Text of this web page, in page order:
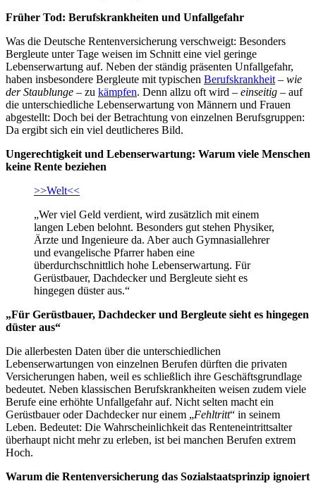
Früher Tod: Berufskrankheiten und Unfallgefahr
Was die Deutsche Rentenversicherung verschweigt: Besonders
Bergleute unter Tage weisen im Schnitt eine viel geringe
Lebenserwartung auf. Neben der ständig präsenten Unfallgefahr,
haben insbesondere Bergleute mit typischen Berufskrankheit – wie
der Staublunge – zu kämpfen. Denn allzu oft wird – einseitig – auf
die unterschiedliche Lebenserwartung von Männern und Frauen
abgestellt: Doch bei der Betrachtung von einzelnen Berufsgruppen:
Da ergibt sich ein viel deutlicheres Bild.
Ungerechtigkeit und Lebenserwartung: Warum viele Menschen
keine Rente beziehen
>>Welt<<
„Wer viel Geld verdient, wird zusätzlich mit einem
langen Leben belohnt. Besonders gut stehen Physiker,
Ärzte und Ingenieure da. Aber auch Gymnasiallehrer
und evangelische Pfarrer haben eine
überdurchschnittlich hohe Lebenserwartung. Für
Gerüstbauer, Dachdecker und Bergleute sieht es
hingegen düster aus.“
„Für Gerüstbauer, Dachdecker und Bergleute sieht es hingegen
düster aus“
Die allerbesten Daten über die unterschiedlichen
Lebenserwartungen von einzelnen Berufen dürften die privaten
Versicherungen haben, weil es schließlich ihre Geschäftsgrundlage
bedeutet. Neben klassischen Berufskrankheiten weisen zudem viele
Berufe eine erhöhte Unfallgefahr auf. Nicht selten macht ein
Gerüstbauer oder Dachdecker nur einem „Fehltritt“ in seinem
Leben. Bedeutet: Die Wahrscheinlichkeit das Renteneintrittsalter
überhaupt nicht mehr zu erleben, ist bei manchen Berufen extrem
Hoch.
Warum die Rentenversicherung das Sozialstaatsprinzip ignoiert